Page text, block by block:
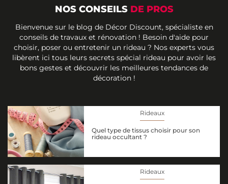
NOS CONSEILS DE PROS
Bienvenue sur le blog de Décor Discount, spécialiste en
conseils de travaux et rénovation ! Besoin d'aide pour
choisir, poser ou entretenir un rideau ? Nos experts vous
libèrent ici tous leurs secrets spécial rideau pour avoir les
bons gestes et découvrir les meilleures tendances de
décoration !
Rideaux
Quel type de tissus choisir pour son
rideau occultant ?
Rideaux